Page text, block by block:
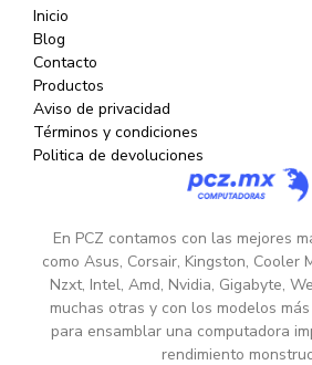
Inicio
Blog
Contacto
Productos
Aviso de privacidad
Términos y condiciones
Politica de devoluciones
En PCZ contamos con las mejores
como Asus, Corsair, Kingston, Cooler
Nzxt, Intel, Amd, Nvidia, Gigabyte,
muchas otras y con los modelos
para ensamblar una computadora
rendimiento